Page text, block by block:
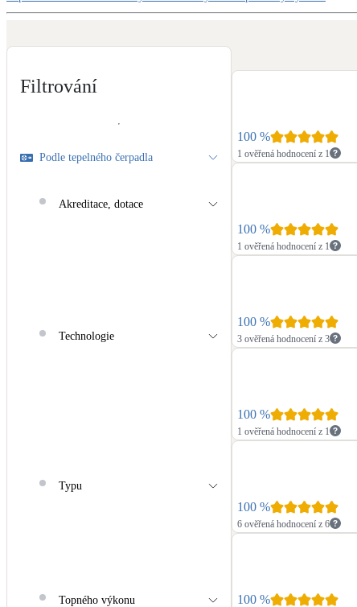
Kotle
Vnitřní i venkovní
Větrné elektrárny
Filtrování
Podle tepelného čerpadla
Akreditace, dotace
Technologie
Typu
Topného výkonu
100%
1 ověřená hodnocení z 1
100%
1 ověřená hodnocení z 1
100%
3 ověřená hodnocení z 3
100%
1 ověřená hodnocení z 1
100%
6 ověřená hodnocení z 6
100%